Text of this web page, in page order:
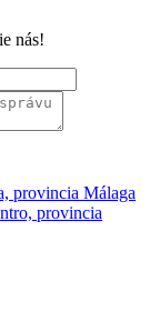
nás!
provincia Málaga
provincia